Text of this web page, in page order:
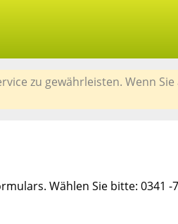
zu gewährleisten. Wenn
Wählen Sie bitte: 0341